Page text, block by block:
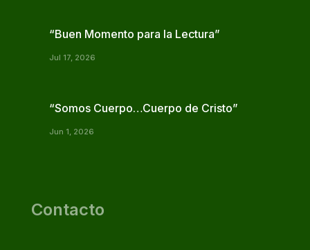
“Buen Momento para la Lectura”
Jul 17, 2026
“Somos Cuerpo…Cuerpo de Cristo”
Jun 1, 2026
Contacto